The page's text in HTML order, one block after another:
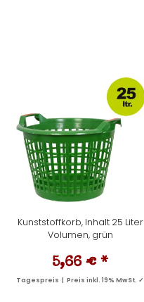
Kunststoffkorb, Inhalt 25 Liter
Volumen, grün
5,66 € *
Tagespreis | Preis inkl. 19% MwSt. ✓